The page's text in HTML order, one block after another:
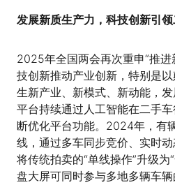
发展新质生产力，科技创新引领
2025年全国两会再次重申“推
技创新推动产业创新，特别是
生新产业、新模式、新动能，
平台持续通过人工智能在二手
断优化平台功能。2024年，有
线，通过多车同步竞价、实时
将传统拍卖的“单线操作”升级为
盘大屏可同时参与多地多辆车